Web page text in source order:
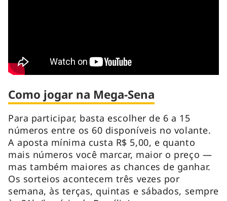
Como jogar na Mega-Sena
Para participar, basta escolher de 6 a 15
números entre os 60 disponíveis no volante.
A aposta mínima custa R$ 5,00, e quanto
mais números você marcar, maior o preço —
mas também maiores as chances de ganhar.
Os sorteios acontecem três vezes por
semana, às terças, quintas e sábados, sempre